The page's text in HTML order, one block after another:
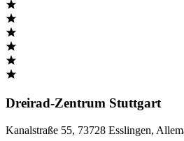
Dreirad-Zentrum Stuttgart
Kanalstraße 55, 73728 Esslingen,